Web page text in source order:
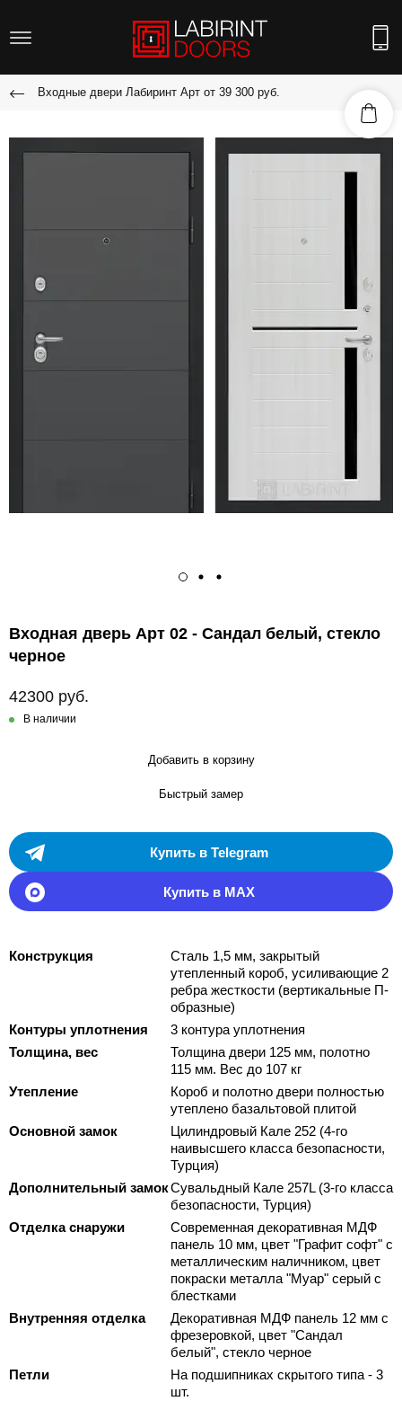
Входные двери Лабиринт Арт от 39 300 руб.
Входная дверь Арт 02 - Сандал белый, стекло
черное
42300 руб.
В наличии
Добавить в корзину
Быстрый замер
Купить в Telegram
Купить в MAX
Конструкция
Сталь 1,5 мм, закрытый
утепленный короб, усиливающие 2
ребра жесткости (вертикальные П-
образные)
Контуры уплотнения
3 контура уплотнения
Толщина, вес
Толщина двери 125 мм, полотно
115 мм. Вес до 107 кг
Утепление
Короб и полотно двери полностью
утеплено базальтовой плитой
Основной замок
Цилиндровый Кале 252 (4-го
наивысшего класса безопасности,
Турция)
Дополнительный замокСувальдный Кале 257L (3-го класса
безопасности, Турция)
Отделка снаружи
Современная декоративная МДФ
панель 10 мм, цвет "Графит софт" с
металлическим наличником, цвет
покраски металла "Муар" серый с
блестками
Внутренняя отделка
Декоративная МДФ панель 12 мм с
фрезеровкой, цвет "Сандал
белый", стекло черное
Петли
На подшипниках скрытого типа - 3
шт.